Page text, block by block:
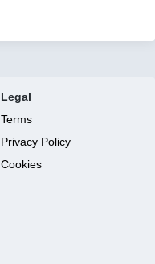
Legal
Terms
Privacy Policy
Cookies